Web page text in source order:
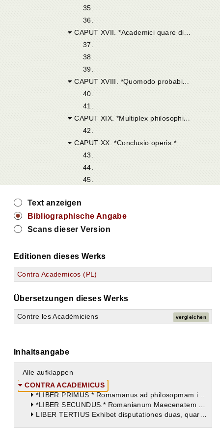
35.
36.
CAPUT XVII. *Academici quare dissimularint suam sententiam.*
37.
38.
39.
CAPUT XVIII. *Quomodo probabile inductum ab Academicis.*
40.
41.
CAPUT XIX. *Multiplex philosophiae genus.*
42.
CAPUT XX. *Conclusio operis.*
43.
44.
45.
Text anzeigen
Bibliographische Angabe
Scans dieser Version
Editionen dieses Werks
Contra Academicos (PL)
Übersetzungen dieses Werks
Contre les Académiciens vergleichen
Inhaltsangabe
Alle aufklappen
CONTRA ACADEMICUS
*LIBER PRIMUS.* Romamanus ad philosopmam incitatur prooemio libri hujus, in quo ejus filius Licentius cum Trygetio per tres disputationes congreditur. Ille pro Academicis beatam vitam ipsa inquisitione veri, hic contra nonnisi veri comprehensione constare propugnat. Venit in contentionem definitio erroris, necnon definitio sapientiae, quae luculenter explicatur.
*LIBER SECUNDUS.* Romanianum Maecenatem suum ad amplectendam philosophiam rursus cum grati animi significatione hortatur, tresque illi describit Collationes, in quarum prima explicantur placita Academicorum. In secunda novae ac veteris Academiae discrimina referuntur; et exploditur sententia horum philosophorum, qui cum verum haud posse deprehendi putarent, veri tamen simile se sequi profiterentur. In tertia dicitur quid illi verisimile seu probabile appellarent.
LIBER TERTIUS Exhibet disputationes duas, quarum initio statuitur fortunam nihil sive adjumento sive impedimento esse sapienti. Mox Augustinus, repugnante pro susceptis partibus Alypio, probat nonnihil sciri a sapiente, utpote qui saltem sapientiam noverit. Deinde Zenonis definitionem discutit, et duo illa redarguit Academicorum placita: « Nihil percipi posse; » et, « Nulli rei debere assentiri. » Dicit demum videri sibi Academicos non ita sensisse uti vulgo existimantur.